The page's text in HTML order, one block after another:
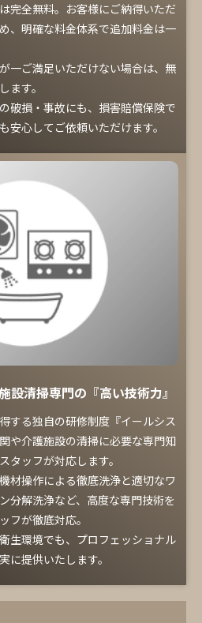
完全無料。お客様にご納得いただ
、明確な料金体系で追加料金は一
一ご満足いただけない場合は、無
ます。
破損・事故にも、損害賠償保険で
安心してご依頼いただけます。
設清掃専門の『高い技術力』
する独自の研修制度『イールシス
や介護施設の清掃に必要な専門知
タッフが対応します。
材操作による徹底洗浄と適切なワ
分解洗浄など、高度な専門技術を
フが徹底対応。
生環境でも、プロフェッショナル
に提供いたします。